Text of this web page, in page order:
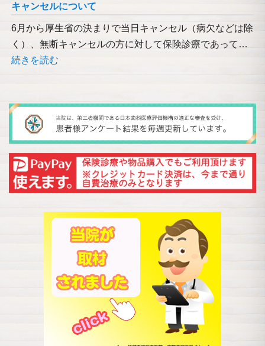
キャンセルについて
6月から厚生省の決まりで当日キャンセル（病欠などは除
く）、無断キャンセルの方に対して保険診療であって…
続きを読む